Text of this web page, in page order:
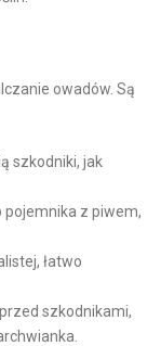
owadów. Są
szkodniki, jak
pojemnika z piwem,
łatwo
szkodnikami,